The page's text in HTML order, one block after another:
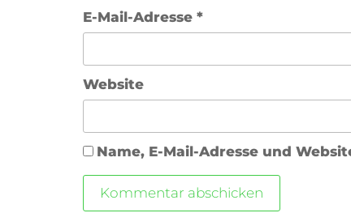
E-Mail-Adresse *
Website
Name, E-Mail-Adresse und